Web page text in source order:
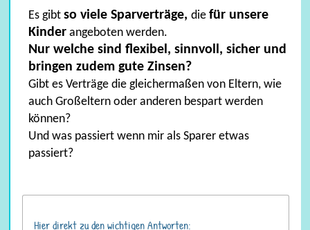
Es gibtso viele Sparverträge,diefür unsere
Kinder angeboten werden.
Nur welche sind flexibel, sinnvoll, sicher und
bringen zudem gute Zinsen?
Gibt es Verträge die gleichermaßen von Eltern, wie
auch Großeltern oder anderen bespart werden
können?
Und was passiert wenn mir als Sparer etwas
passiert?
Hier direkt zu den wichtigen Antworten: